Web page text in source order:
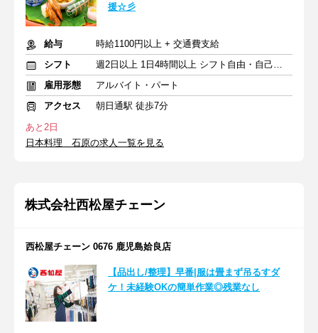
援☆彡
給与
時給1100円以上 + 交通費支給
シフト
週2日以上 1日4時間以上 シフト自由・自己申告
雇用形態
アルバイト・パート
アクセス
朝日通駅 徒歩7分
あと2日
日本料理 石原の求人一覧を見る
株式会社西松屋チェーン
西松屋チェーン 0676 鹿児島姶良店
【品出し/整理】早番|服は畳まず吊るすダ
ケ！未経験OKの簡単作業◎残業なし